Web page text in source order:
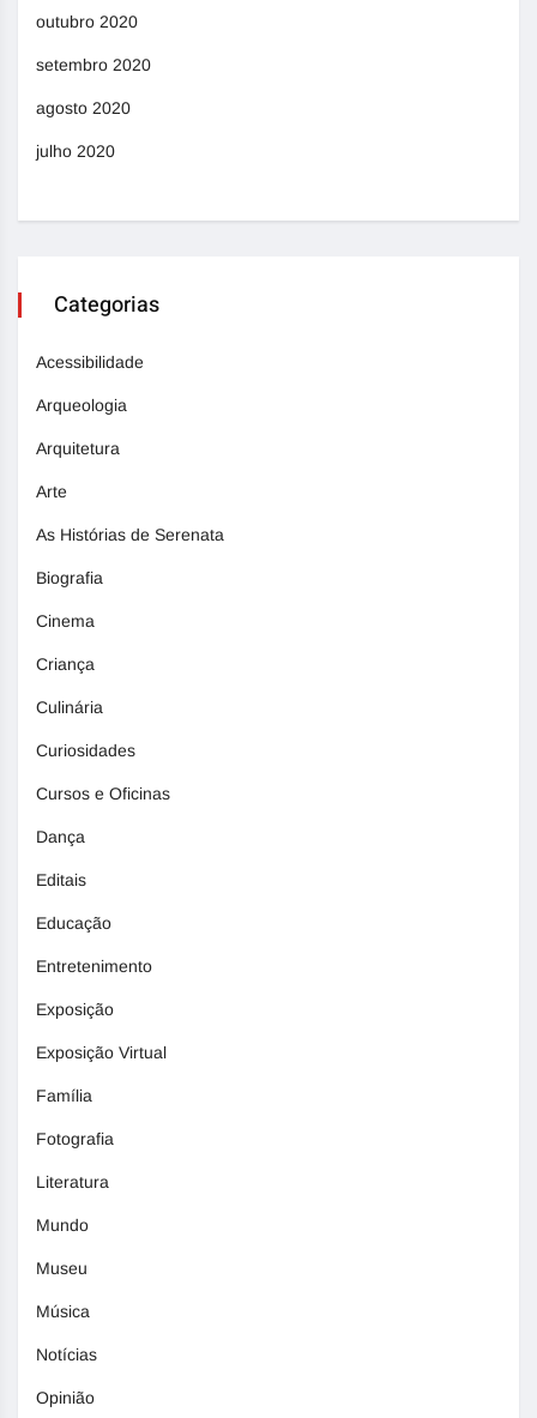
outubro 2020
setembro 2020
agosto 2020
julho 2020
Categorias
Acessibilidade
Arqueologia
Arquitetura
Arte
As Histórias de Serenata
Biografia
Cinema
Criança
Culinária
Curiosidades
Cursos e Oficinas
Dança
Editais
Educação
Entretenimento
Exposição
Exposição Virtual
Família
Fotografia
Literatura
Mundo
Museu
Música
Notícias
Opinião